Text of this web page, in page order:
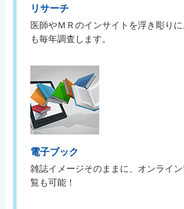
リサーチ
医師やＭＲのインサイトを浮き彫り
も毎年調査します。
電子ブック
雑誌イメージそのままに、オンライ
覧も可能！